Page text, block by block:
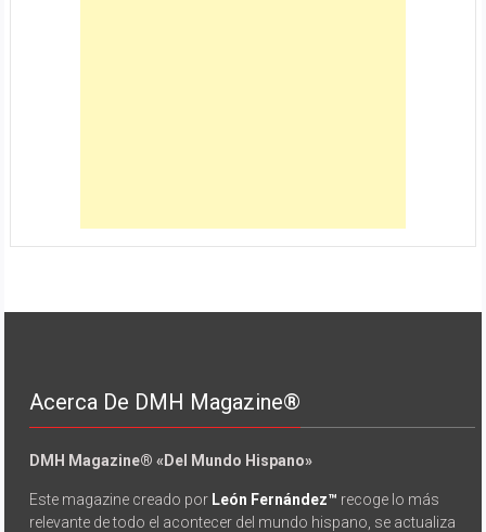
Acerca De DMH Magazine®
DMH Magazine® «Del Mundo Hispano»
Este magazine creado por León Fernández™ recoge lo más
relevante de todo el acontecer del mundo hispano, se actualiza